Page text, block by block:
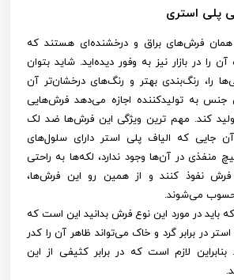
پلی استری
فرش‌های براق و درخشنده‌ای هستند که
آن را در بازار نیز به وفور دیده‌اید. شاید بتوان
را، رنگ‌بندی بهتر و رنگ‌های درخشان‌تر آن
جنس به تولیدکننده اجازه می‌دهد فرش‌هایی
تولید کند. مهم ترین ویژگی این فرش‌ها ضد لک
جایی که الیاف پلی استر دارای سلول‌های
منفذی در آن‌ها وجود ندارد، لکه‌ها به راحتی
فرش نفوذ کنند و از همین رو این فرش‌ها،
می‌شوند.
باید در مورد این نوع فرش بدانید این است که
در برابر گرد و خاک می‌تواند ظاهر آن را کدر
لازم است که در برابر کثیفی از این